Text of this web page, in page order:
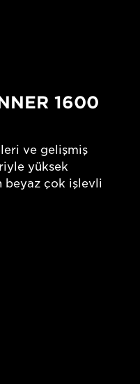
1600
ve gelişmiş
yüksek
beyaz çok işlevli